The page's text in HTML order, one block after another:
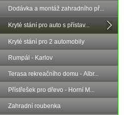
Dodávka a montáž zahradního př...
Kryté stání pro auto s přístav...
Kryté stání pro 2 automobily
Rumpál - Karlov
Terasa rekreačního domu - Albr...
Přístřešek pro dřevo - Horní M...
Zahradní roubenka